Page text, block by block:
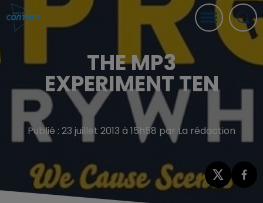
THE MP3
EXPERIMENT TEN
Publié : 23 juillet 2013 à 15h58 par La rédaction